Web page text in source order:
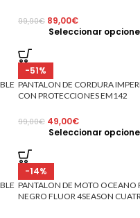
99,90€ 89,00€
Seleccionar
-51%
PANTALON DE CORDURA
CON PROTECCIONES EM142
99,00€ 49,00€
Seleccionar
-14%
PANTALON DE MOTO OCEANO
NEGRO FLUOR 4SEASON